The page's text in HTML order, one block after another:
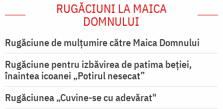
RUGĂCIUNI LA MAICA
DOMNULUI
Rugăciune de mulţumire către Maica Domnului
Rugăciune pentru izbăvirea de patima beției,
înaintea icoanei „Potirul nesecat”
Rugăciunea „Cuvine-se cu adevărat"